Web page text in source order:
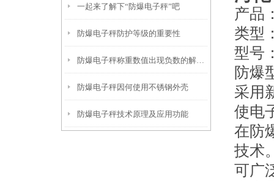
一起来了解下“防爆电子秤”吧
防爆电子秤防护等级的重要性
防爆电子秤称重数值出现负数的解决方法
防爆电子秤因何使用不锈钢外壳
防爆电子秤技术原理及应用功能
产品
类型
型号
防爆
采用
使电
在防
技术
可广